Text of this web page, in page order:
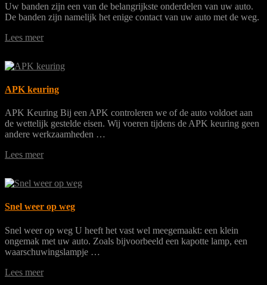
Uw banden zijn een van de belangrijkste onderdelen van uw auto.
De banden zijn namelijk het enige contact van uw auto met de weg.
Lees meer
APK keuring
APK Keuring Bij een APK controleren we of de auto voldoet aan
de wettelijk gestelde eisen. Wij voeren tijdens de APK keuring geen
andere werkzaamheden …
Lees meer
Snel weer op weg
Snel weer op weg U heeft het vast wel meegemaakt: een klein
ongemak met uw auto. Zoals bijvoorbeeld een kapotte lamp, een
waarschuwingslampje …
Lees meer